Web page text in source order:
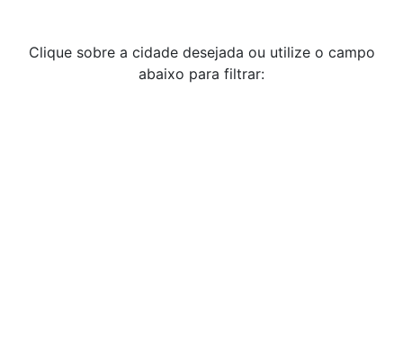
Clique sobre a cidade desejada ou utilize o campo
abaixo para filtrar: